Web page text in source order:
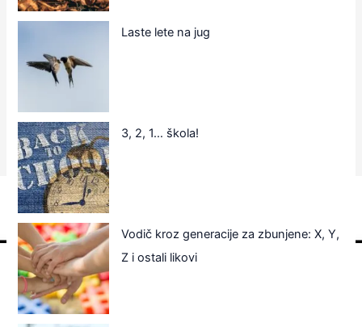
Laste lete na jug
3, 2, 1… škola!
Vodič kroz generacije za zbunjene: X, Y,
Z i ostali likovi